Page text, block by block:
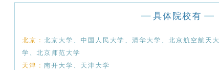
具体院校有
北京：北京大学、中国人民大学、清华大学、北京航空航天
学、北京师范大学
天津：南开大学、天津大学